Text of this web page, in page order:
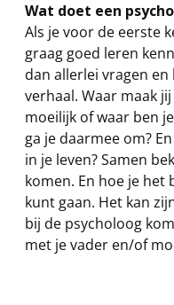
Wat doet een
Als je voor de eerste
graag goed leren
dan allerlei vragen
verhaal. Waar maak
moeilijk of waar ben
ga je daarmee om?
in je leven? Samen
komen. En hoe je
kunt gaan. Het kan
bij de psycholoog
met je vader en/of